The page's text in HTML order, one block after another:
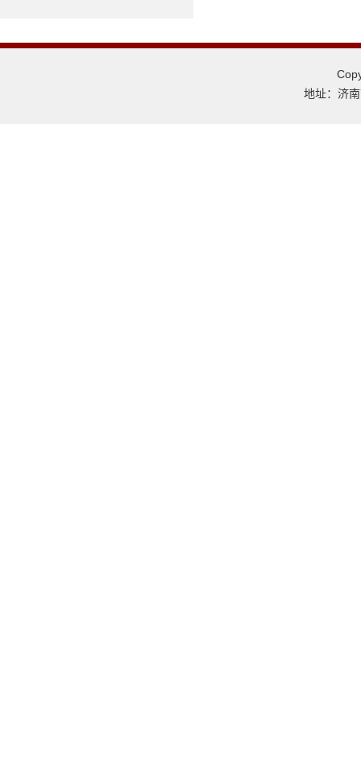
地址：济